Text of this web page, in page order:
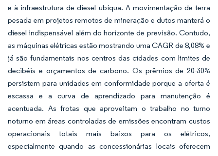
e à infraestrutura de diesel ubíqua. A movimentação de terra
pesada em projetos remotos de mineração e dutos manterá o
diesel indispensável além do horizonte de previsão. Contudo,
as máquinas elétricas estão mostrando uma CAGR de 8,08% e
já são fundamentais nos centros das cidades com limites de
decibéis e orçamentos de carbono. Os prêmios de 20-30%
persistem para unidades em conformidade porque a oferta é
escassa e a curva de aprendizado para manutenção é
acentuada. As frotas que aproveitam o trabalho no turno
noturno em áreas controladas de emissões encontram custos
operacionais totais mais baixos para os elétricos,
especialmente quando as concessionárias locais oferecem